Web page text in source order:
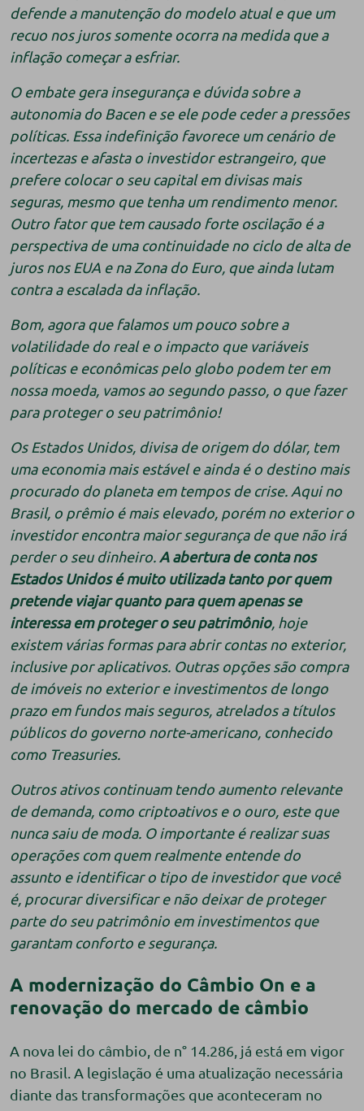
defende a manutenção do modelo atual e que um
recuo nos juros somente ocorra na medida que a
inflação começar a esfriar.
O embate gera insegurança e dúvida sobre a
autonomia do Bacen e se ele pode ceder a pressões
políticas. Essa indefinição favorece um cenário de
incertezas e afasta o investidor estrangeiro, que
prefere colocar o seu capital em divisas mais
seguras, mesmo que tenha um rendimento menor.
Outro fator que tem causado forte oscilação é a
perspectiva de uma continuidade no ciclo de alta de
juros nos EUA e na Zona do Euro, que ainda lutam
contra a escalada da inflação.
Bom, agora que falamos um pouco sobre a
volatilidade do real e o impacto que variáveis
políticas e econômicas pelo globo podem ter em
nossa moeda, vamos ao segundo passo, o que fazer
para proteger o seu patrimônio!
Os Estados Unidos, divisa de origem do dólar, tem
uma economia mais estável e ainda é o destino mais
procurado do planeta em tempos de crise. Aqui no
Brasil, o prêmio é mais elevado, porém no exterior o
investidor encontra maior segurança de que não irá
perder o seu dinheiro. A abertura de conta nos
Estados Unidos é muito utilizada tanto por quem
pretende viajar quanto para quem apenas se
interessa em proteger o seu patrimônio, hoje
existem várias formas para abrir contas no exterior,
inclusive por aplicativos. Outras opções são compra
de imóveis no exterior e investimentos de longo
prazo em fundos mais seguros, atrelados a títulos
públicos do governo norte-americano, conhecido
como Treasuries.
Outros ativos continuam tendo aumento relevante
de demanda, como criptoativos e o ouro, este que
nunca saiu de moda. O importante é realizar suas
operações com quem realmente entende do
assunto e identificar o tipo de investidor que você
é, procurar diversificar e não deixar de proteger
parte do seu patrimônio em investimentos que
garantam conforto e segurança.
A modernização do Câmbio On e a
renovação do mercado de câmbio
A nova lei do câmbio, de n° 14.286, já está em vigor
no Brasil. A legislação é uma atualização necessária
diante das transformações que aconteceram no